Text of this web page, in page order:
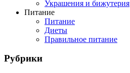
Украшения и бижутерия
Питание
Питание
Диеты
Правильное питание
Рубрики